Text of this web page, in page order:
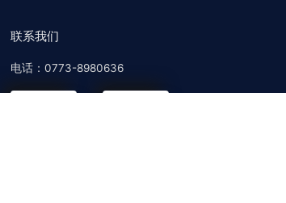
联系我们
电话：0773-8980636